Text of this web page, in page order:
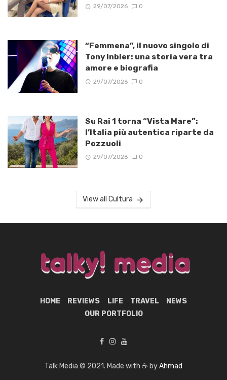
29/07/2026 0
“Femmena”, il nuovo singolo di
Tony Inbler: una storia vera tra
amore e biografia
29/07/2026 0
Su Rai 1 torna “Vista Mare”:
l’Italia più autentica riparte da
Pozzuoli
29/07/2026 0
View all Cultura
HOME REVIEWS LIFE TRAVEL
NEWS
OUR PORTFOLIO
Talk Media © 2021. Made with ☕ byAhmad